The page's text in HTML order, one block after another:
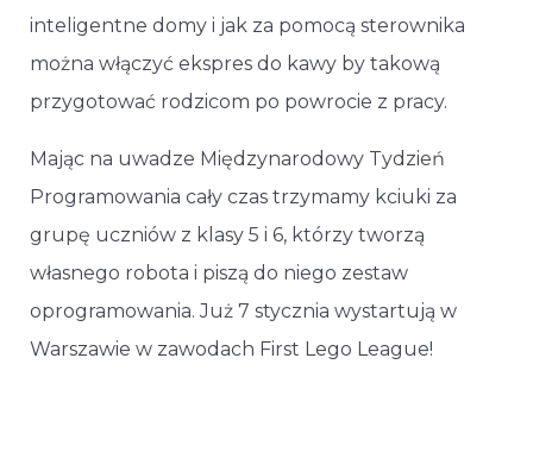
inteligentne domy i jak za pomocą sterownika
można włączyć ekspres do kawy by takową
przygotować rodzicom po powrocie z pracy.
Mając na uwadze Międzynarodowy Tydzień
Programowania cały czas trzymamy kciuki za
grupę uczniów z klasy 5 i 6, którzy tworzą
własnego robota i piszą do niego zestaw
oprogramowania. Już 7 stycznia wystartują w
Warszawie w zawodach First Lego League!